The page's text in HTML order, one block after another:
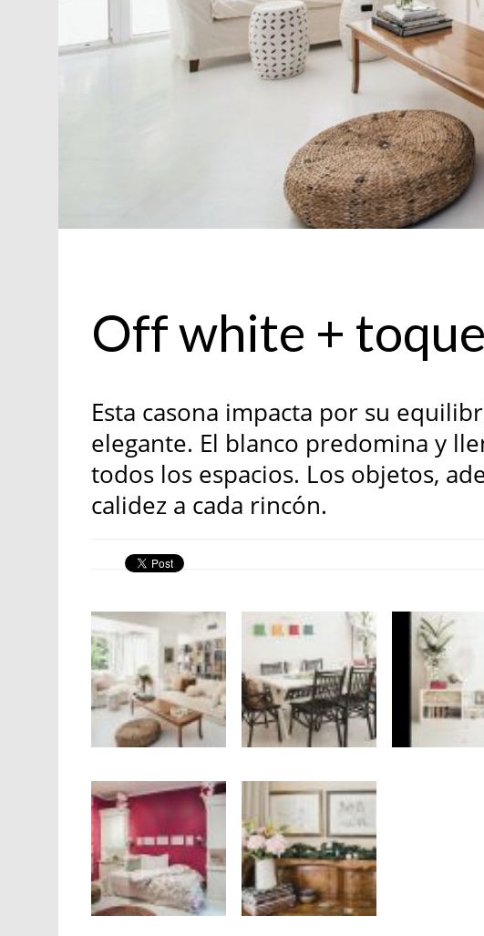
Off white +
Esta casona impacta por su
elegante. El blanco predomina y
todos los espacios. Los objetos,
calidez a cada rincón.